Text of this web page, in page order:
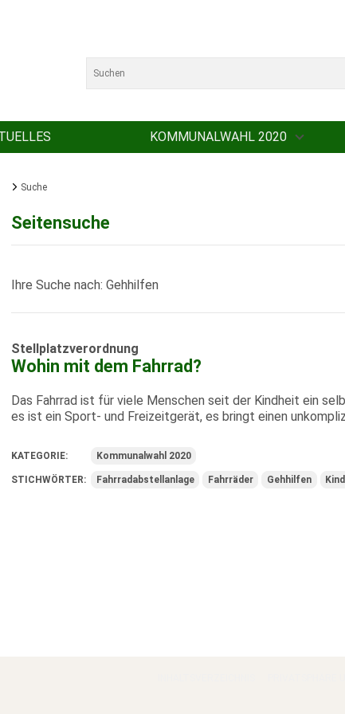
KOMMUNALWAHL 2020
Suche
Seitensuche
Ihre Suche nach: Gehhilfen
Stellplatzverordnung
Wohin mit dem Fahrrad?
Das Fahrrad ist für viele Menschen seit der Kindheit ein
es ist ein Sport- und Freizeitgerät, es bringt einen
KATEGORIE: Kommunalwahl 2020
STICHWÖRTER: Fahrradabstellanlage Fahrräder Gehhilfen